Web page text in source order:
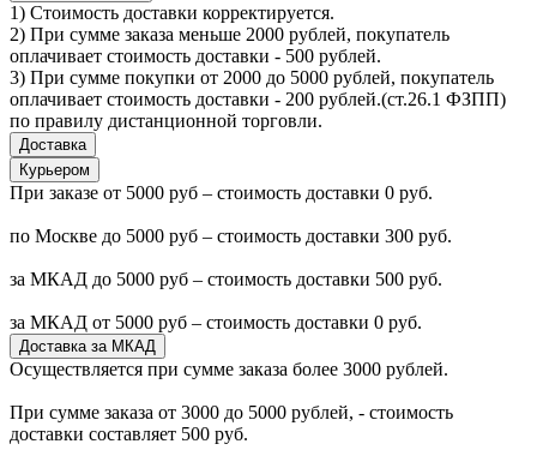
1) Стоимость доставки корректируется.
2) При сумме заказа меньше 2000 рублей, покупатель
оплачивает стоимость доставки - 500 рублей.
3) При сумме покупки от 2000 до 5000 рублей, покупатель
оплачивает стоимость доставки - 200 рублей.(ст.26.1 ФЗПП)
по правилу дистанционной торговли.
Доставка
Курьером
При заказе от 5000 руб – стоимость доставки 0 руб.
по Москве до 5000 руб – стоимость доставки 300 руб.
за МКАД до 5000 руб – стоимость доставки 500 руб.
за МКАД от 5000 руб – стоимость доставки 0 руб.
Доставка за МКАД
Осуществляется при сумме заказа более 3000 рублей.
При сумме заказа от 3000 до 5000 рублей, - стоимость
доставки составляет 500 руб.